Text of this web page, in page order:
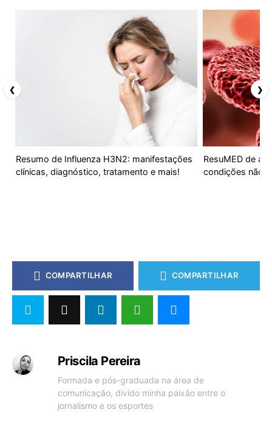
Resumo de Influenza H3N2: manifestações
clínicas, diagnóstico, tratamento e mais!
ResuMED de
condições não
❮ ❯
COMPARTILHAR COMPARTILHAR
Priscila Pereira
Formada e pós-graduada na área de
comunicação, divido minha paixão entre o
jornalismo e os esportes